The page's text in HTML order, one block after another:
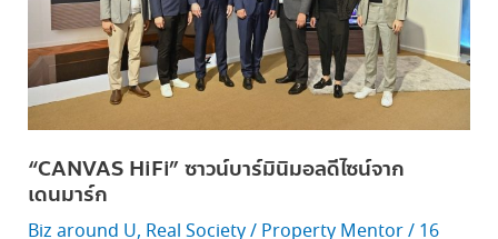
“CANVAS HiFi” ซาวน์บาร์มินิมอลดีไซน์จาก
เดนมาร์ก
Biz around U, Real Society/ Property Mentor/ 16
ลดี
ไซน์
จาก
เดนมาร์ก